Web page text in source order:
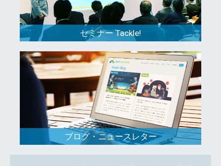
セミナー Tackle!
ブログ・ニュースレター